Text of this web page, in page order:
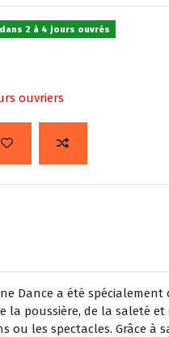
2 à 4 jours ouvrés
ouvriers
Dance a été
poussière, de la saleté et
les spectacles. Grâce à